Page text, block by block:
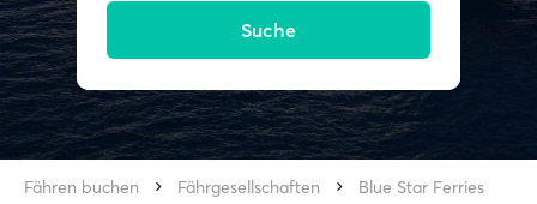
Suche
Fähren buchen Fährgesellschaften
Blue Star Ferries